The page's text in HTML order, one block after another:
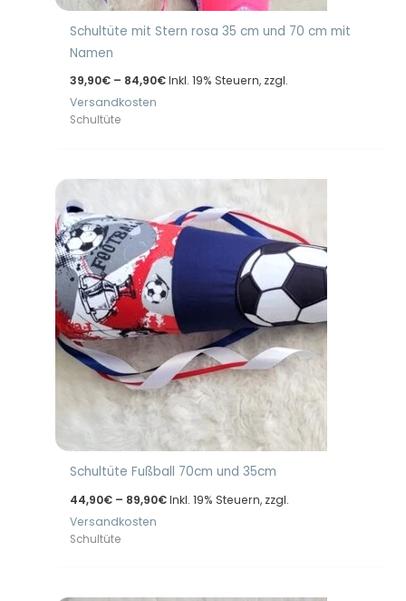
Schultüte mit Stern rosa 35 cm und 70 cm mit
Namen
39,90€ – 84,90€Preisspanne:
Inkl. 19% Steuern, zzgl.
Versandkosten
Schultüte
Schultüte Fußball 70cm und 35cm
44,90€ – 89,90€Preisspanne:
Inkl. 19% Steuern, zzgl.
Versandkosten
Schultüte